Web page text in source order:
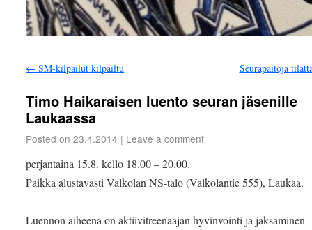
← SM-kilpailut kilpailtu Seurapaitoja
Timo Haikaraisen luento seuran jäsenille
Laukaassa
Posted on 23.4.2014 | Leave a comment
perjantaina 15.8. kello 18.00 – 20.00.
Paikka alustavasti Valkolan NS-talo (Valkolantie 555), Laukaa.
Luennon aiheena on aktiivitreenaajan hyvinvointi ja jaksaminen